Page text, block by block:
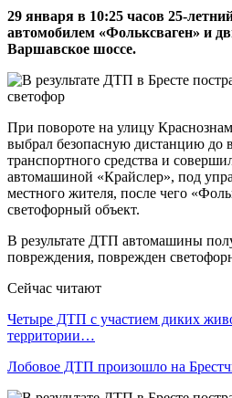
29 января в 10:25 часов 25-
автомобилем «Фольксваген» и
Варшавское шоссе.
При повороте на улицу
выбрал безопасную дистанцию до
транспортного средства и
автомашиной «Крайслер», под
местного жителя, после чего
светофорный объект.
В результате ДТП автомашины
повреждения, поврежден
Сейчас читают
Четыре ДТП с участием диких
территории…
Лобовое ДТП произошло на